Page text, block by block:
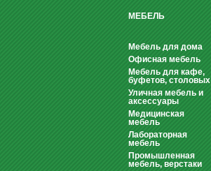
МЕБЕЛЬ
Мебель для дома
Офисная мебель
Мебель для кафе,
буфетов, столовых
Уличная мебель и
аксессуары
Медицинская
мебель
Лабораторная
мебель
Промышленная
мебель, верстаки